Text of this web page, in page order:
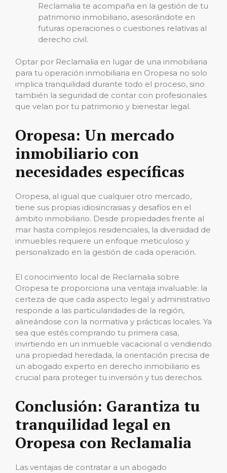
Reclamalia te acompaña en la gestión de tu
patrimonio inmobiliario, asesorándote en
futuras operaciones o cuestiones relativas al
derecho civil.
Optar por Reclamalia en lugar de una inmobiliaria
para tu operación inmobiliaria en Oropesa no solo
implica tranquilidad durante todo el proceso, sino
también la seguridad de contar con profesionales
que velan por tu patrimonio y bienestar legal.
Oropesa: Un mercado
inmobiliario con
necesidades específicas
Oropesa, al igual que cualquier otro mercado,
tiene sus propias idiosincrasias y desafíos en el
ámbito inmobiliario. Desde propiedades frente al
mar hasta complejos residenciales, la diversidad de
inmuebles requiere un enfoque meticuloso y
personalizado en la gestión de cada operación.
El conocimiento local de Reclamalia sobre
Oropesa te proporciona una ventaja invaluable: la
certeza de que cada aspecto legal y administrativo
responde a las particularidades de la región,
alineándose con la normativa y prácticas locales. Ya
sea que estés comprando tu primera casa,
invirtiendo en un inmueble vacacional o vendiendo
una propiedad heredada, la orientación precisa de
un abogado experto en derecho inmobiliario es
crucial para proteger tu inversión y tus derechos.
Conclusión: Garantiza tu
tranquilidad legal en
Oropesa con Reclamalia
Las ventajas de contratar a un abogado